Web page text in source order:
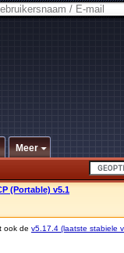
Meer
(Portable) v5.1
ook de v5.17.4 (laatste stabiele